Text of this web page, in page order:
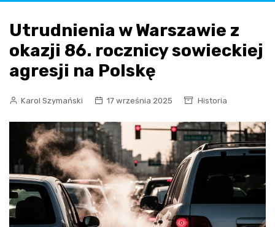
Utrudnienia w Warszawie z
okazji 86. rocznicy sowieckiej
agresji na Polskę
Karol Szymański 17 września 2025 Historia